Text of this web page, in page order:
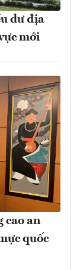
dư địa
mới
cao an
quốc